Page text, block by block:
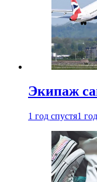
Экипаж
1 год спустя1